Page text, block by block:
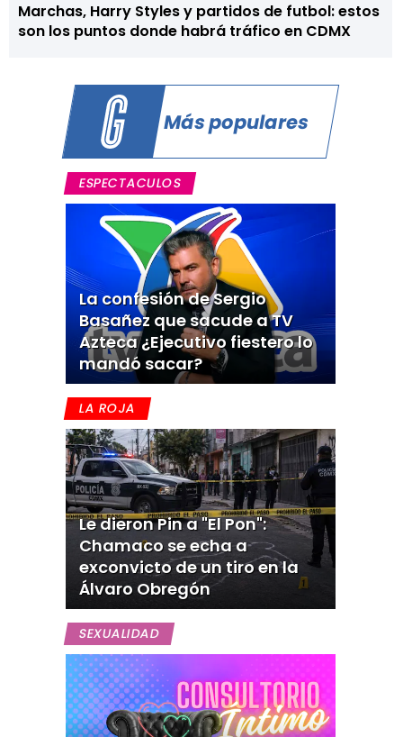
Marchas, Harry Styles y partidos de futbol: estos
son los puntos donde habrá tráfico en CDMX
Más populares
ESPECTACULOS
La confesión de Sergio
Basañez que sacude a TV
Azteca ¿Ejecutivo fiestero lo
mandó sacar?
LA ROJA
Le dieron Pin a "El Pon":
Chamaco se echa a
exconvicto de un tiro en la
Álvaro Obregón
SEXUALIDAD